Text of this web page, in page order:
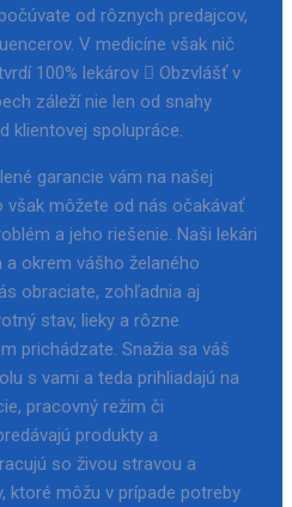
od rôznych predajcov,
V medicíne však nič
100% lekárov  Obzvlášť v
záleží nie len od snahy
klientovej spolupráce.
garancie vám na našej
však môžete od nás očakávať
a jeho riešenie. Naši lekári
okrem vášho želaného
obraciate, zohľadnia aj
stav, lieky a rôzne
prichádzate. Snažia sa váš
s vami a teda prihliadajú na
pracovný režim či
produkty a
so živou stravou a
ktoré môžu v prípade potreby